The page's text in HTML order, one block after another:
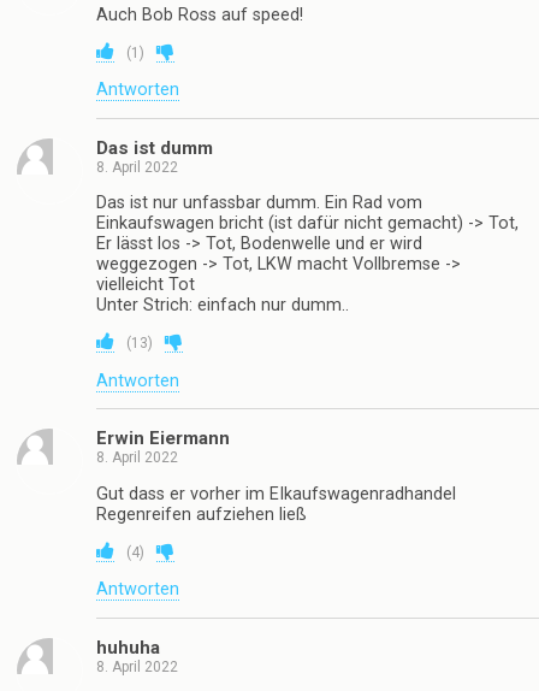
Auch Bob Ross auf speed!
(1 )
Antworten
Das ist dumm
8. April 2022
Das ist nur unfassbar dumm. Ein Rad vom
Einkaufswagen bricht (ist dafür nicht gemacht) -> Tot,
Er lässt los -> Tot, Bodenwelle und er wird
weggezogen -> Tot, LKW macht Vollbremse ->
vielleicht Tot
Unter Strich: einfach nur dumm..
(13)
Antworten
Erwin Eiermann
8. April 2022
Gut dass er vorher im EIkaufswagenradhandel
Regenreifen aufziehen ließ
(4)
Antworten
huhuha
8. April 2022